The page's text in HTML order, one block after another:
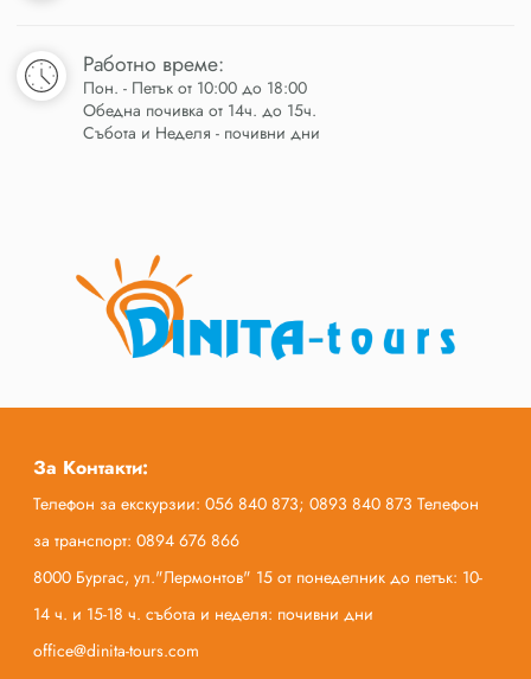
Работно време:
Пон. - Петък от 10:00 до 18:00
Обедна почивка от 14ч. до 15ч.
Събота и Неделя - почивни дни
За Контакти:
Телефон за екскурзии: 056 840 873; 0893 840 873 Телефон
за транспорт: 0894 676 866
8000 Бургас, ул."Лермонтов" 15 от понеделник до петък: 10-
14 ч. и 15-18 ч. събота и неделя: почивни дни
office@dinita-tours.com